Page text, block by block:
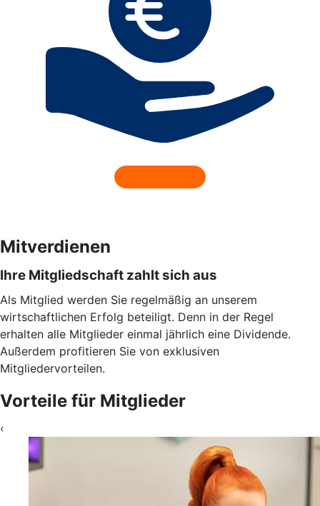
Mitverdienen
Ihre Mitgliedschaft zahlt sich aus
Als Mitglied werden Sie regelmäßig an unserem
wirtschaftlichen Erfolg beteiligt. Denn in der Regel
erhalten alle Mitglieder einmal jährlich eine Dividende.
Außerdem profitieren Sie von exklusiven
Mitgliedervorteilen.
Vorteile für Mitglieder
‹